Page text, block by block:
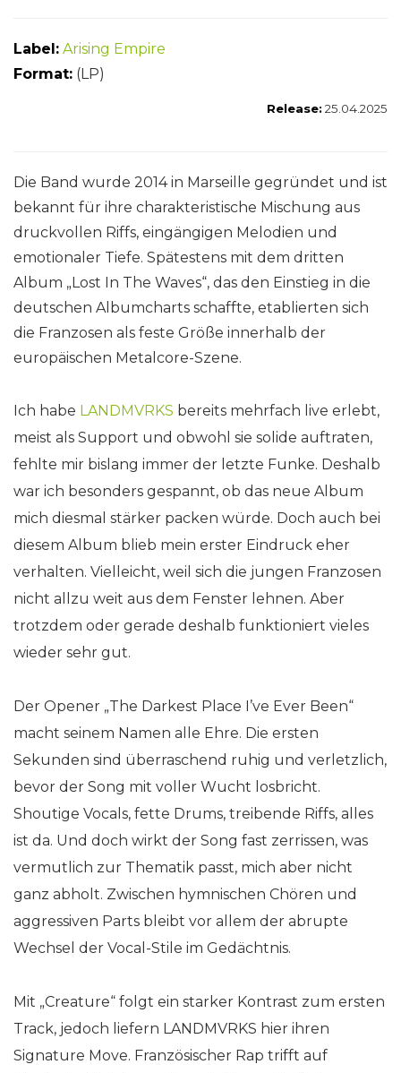
Label: Arising Empire
Format: (LP)
Release: 25.04.2025
Die Band wurde 2014 in Marseille gegründet und ist
bekannt für ihre charakteristische Mischung aus
druckvollen Riffs, eingängigen Melodien und
emotionaler Tiefe. Spätestens mit dem dritten
Album „Lost In The Waves“, das den Einstieg in die
deutschen Albumcharts schaffte, etablierten sich
die Franzosen als feste Größe innerhalb der
europäischen Metalcore-Szene.
Ich habe LANDMVRKS bereits mehrfach live erlebt,
meist als Support und obwohl sie solide auftraten,
fehlte mir bislang immer der letzte Funke. Deshalb
war ich besonders gespannt, ob das neue Album
mich diesmal stärker packen würde. Doch auch bei
diesem Album blieb mein erster Eindruck eher
verhalten. Vielleicht, weil sich die jungen Franzosen
nicht allzu weit aus dem Fenster lehnen. Aber
trotzdem oder gerade deshalb funktioniert vieles
wieder sehr gut.
Der Opener „The Darkest Place I’ve Ever Been“
macht seinem Namen alle Ehre. Die ersten
Sekunden sind überraschend ruhig und verletzlich,
bevor der Song mit voller Wucht losbricht.
Shoutige Vocals, fette Drums, treibende Riffs, alles
ist da. Und doch wirkt der Song fast zerrissen, was
vermutlich zur Thematik passt, mich aber nicht
ganz abholt. Zwischen hymnischen Chören und
aggressiven Parts bleibt vor allem der abrupte
Wechsel der Vocal-Stile im Gedächtnis.
Mit „Creature“ folgt ein starker Kontrast zum ersten
Track, jedoch liefern LANDMVRKS hier ihren
Signature Move. Französischer Rap trifft auf